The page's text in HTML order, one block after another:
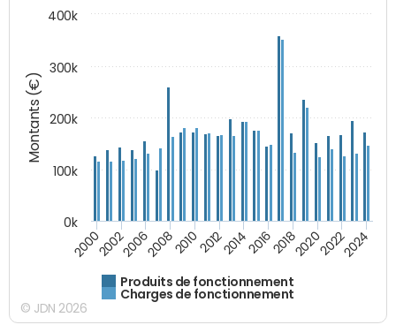
Montants (€)
Produits de fonctionnement
Charges de fonctionnement
200020022006200820102012201420162018202020222024
0k
100k
200k
300k
400k
© JDN 2026